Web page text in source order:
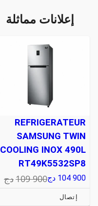
إعلانات مماثلة
REFRIGERATEUR
SAMSUNG TWIN
COOLING INOX 490L
RT49K5532SP8
104 900 دج109 900دج
إتصال